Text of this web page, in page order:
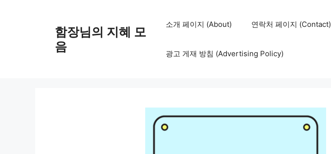
함장님의 지혜 모
음
소개 페이지 (About) 연락처 페이지 (Contact)
광고 게재 방침 (Advertising Policy)